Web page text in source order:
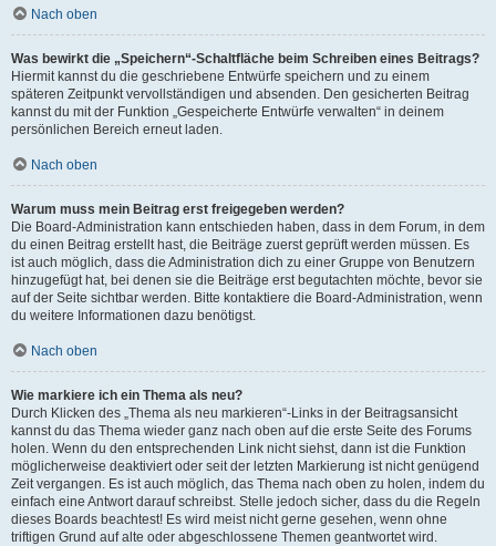
Nach oben
Was bewirkt die „Speichern“-Schaltfläche beim Schreiben eines Beitrags?
Hiermit kannst du die geschriebene Entwürfe speichern und zu einem
späteren Zeitpunkt vervollständigen und absenden. Den gesicherten Beitrag
kannst du mit der Funktion „Gespeicherte Entwürfe verwalten“ in deinem
persönlichen Bereich erneut laden.
Nach oben
Warum muss mein Beitrag erst freigegeben werden?
Die Board-Administration kann entschieden haben, dass in dem Forum, in dem
du einen Beitrag erstellt hast, die Beiträge zuerst geprüft werden müssen. Es
ist auch möglich, dass die Administration dich zu einer Gruppe von Benutzern
hinzugefügt hat, bei denen sie die Beiträge erst begutachten möchte, bevor sie
auf der Seite sichtbar werden. Bitte kontaktiere die Board-Administration, wenn
du weitere Informationen dazu benötigst.
Nach oben
Wie markiere ich ein Thema als neu?
Durch Klicken des „Thema als neu markieren“-Links in der Beitragsansicht
kannst du das Thema wieder ganz nach oben auf die erste Seite des Forums
holen. Wenn du den entsprechenden Link nicht siehst, dann ist die Funktion
möglicherweise deaktiviert oder seit der letzten Markierung ist nicht genügend
Zeit vergangen. Es ist auch möglich, das Thema nach oben zu holen, indem du
einfach eine Antwort darauf schreibst. Stelle jedoch sicher, dass du die Regeln
dieses Boards beachtest! Es wird meist nicht gerne gesehen, wenn ohne
triftigen Grund auf alte oder abgeschlossene Themen geantwortet wird.